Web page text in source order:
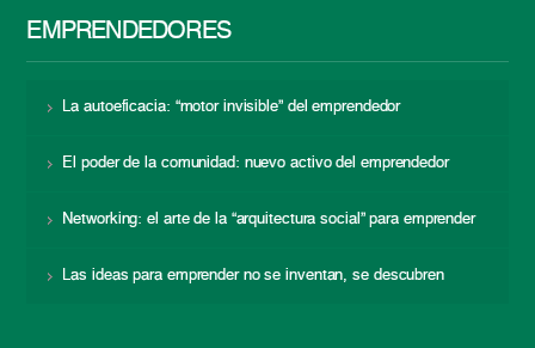
EMPRENDEDORES
La autoeficacia: “motor invisible” del emprendedor
El poder de la comunidad: nuevo activo del emprendedor
Networking: el arte de la “arquitectura social” para emprender
Las ideas para emprender no se inventan, se descubren